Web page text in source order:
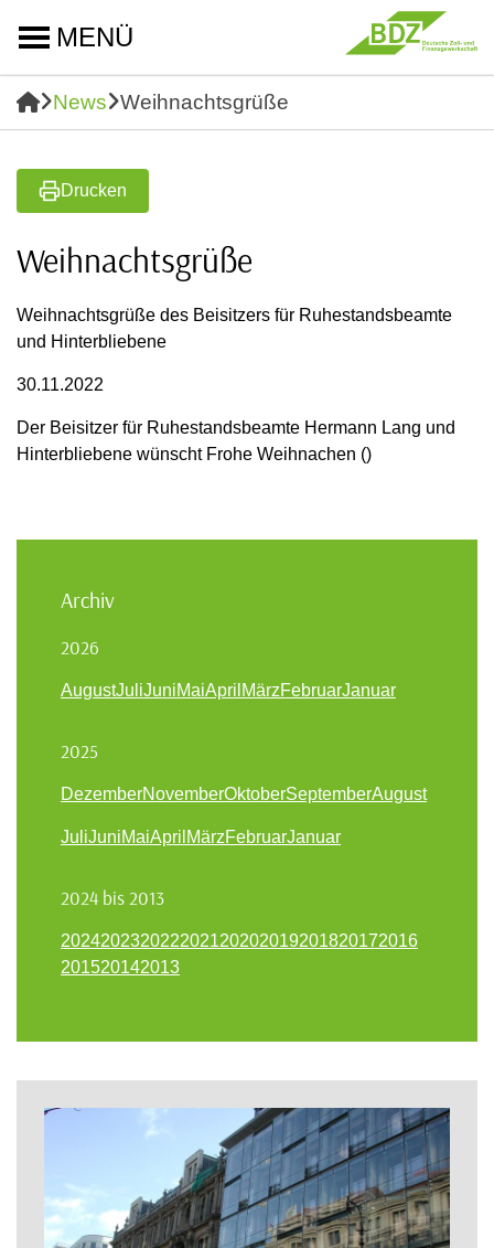
MENÜ
News Weihnachtsgrüße
Drucken
Weihnachtsgrüße
Weihnachtsgrüße des Beisitzers für Ruhestandsbeamte
und Hinterbliebene
30.11.2022
Der Beisitzer für Ruhestandsbeamte Hermann Lang und
Hinterbliebene wünscht Frohe Weihnachen ()
Archiv
2026
AugustJuliJuniMaiApril MärzFebruarJanuar
2025
DezemberNovemberOktoberSeptemberAugust
JuliJuniMaiApril MärzFebruarJanuar
2024 bis 2013
202420232022202120202019201820172016
201520142013